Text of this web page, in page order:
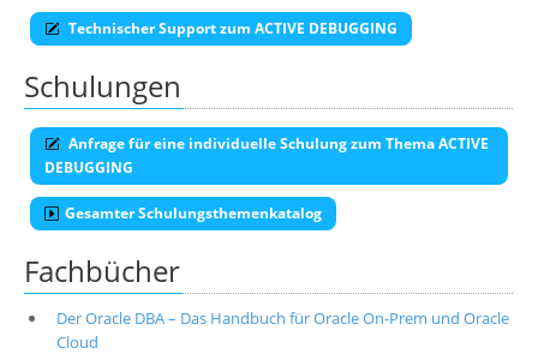
Technischer Support zum ACTIVE DEBUGGING
Schulungen
Anfrage für eine individuelle Schulung zum Thema ACTIVE
DEBUGGING
Gesamter Schulungsthemenkatalog
Fachbücher
Der Oracle DBA – Das Handbuch für Oracle On-Prem und Oracle
Cloud